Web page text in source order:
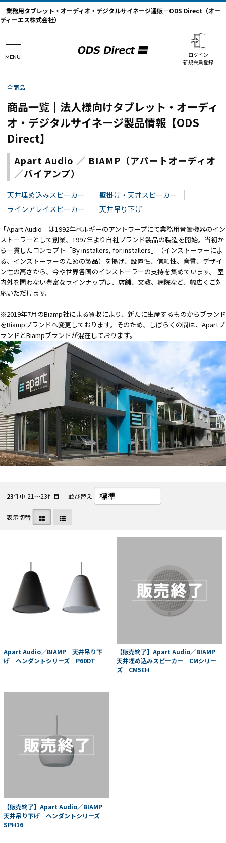
業務用タブレット・オーディオ・デジタルサイネージ通販－ODS Direct（オー
ディーエス株式会社）
MENU
ログイン
新規会員登録
全商品
商品一覧｜法人様向けタブレット・オーディ
オ・デジタルサイネージ製品情報【ODS
Direct】
Apart Audio ／ BIAMP（アパートオーディオ
／バイアンプ）
天井埋め込みスピーカー
壁掛け・天井スピーカー
ラインアレイスピーカー
天井吊り下げ
「Apart Audio」は1992年ベルギーのアントワープにて業務用音響機器のイン
ストーラーとして創業、1997年より自社ブランド製品の製造を開始。当初か
ら一貫したコンセプト「By installers, for installers」（インストーラーによ
る、インストーラーのための製品）を掲げ、設置性、信頼性、音質、デザイ
ン性の高さから、今や世界各国のインストーラーの支持を集めています。 室
内外を問わない豊富なラインナップは、店舗、文教、病院など、幅広くご対
応いただけます。
※2019年7月のBiamp社による買収により、新たに生産するものからブランド
をBiampブランドへ変更しております。そのため、しばらくの間は、Apartブ
ランドとBiampブランドが混在しております。
23件中 21〜23件目 並び替え
表示切替
Apart Audio／BIAMP 天井吊り下
げ ペンダントシリーズ P60DT
【販売終了】Apart Audio／BIAMP
天井埋め込みスピーカー CMシリー
ズ CM5EH
【販売終了】Apart Audio／BIAMP
天井吊り下げ ペンダントシリーズ
SPH16